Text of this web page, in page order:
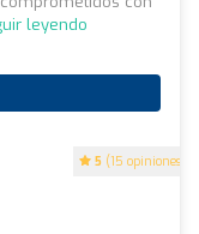
5 (15 opiniones)
leyendo